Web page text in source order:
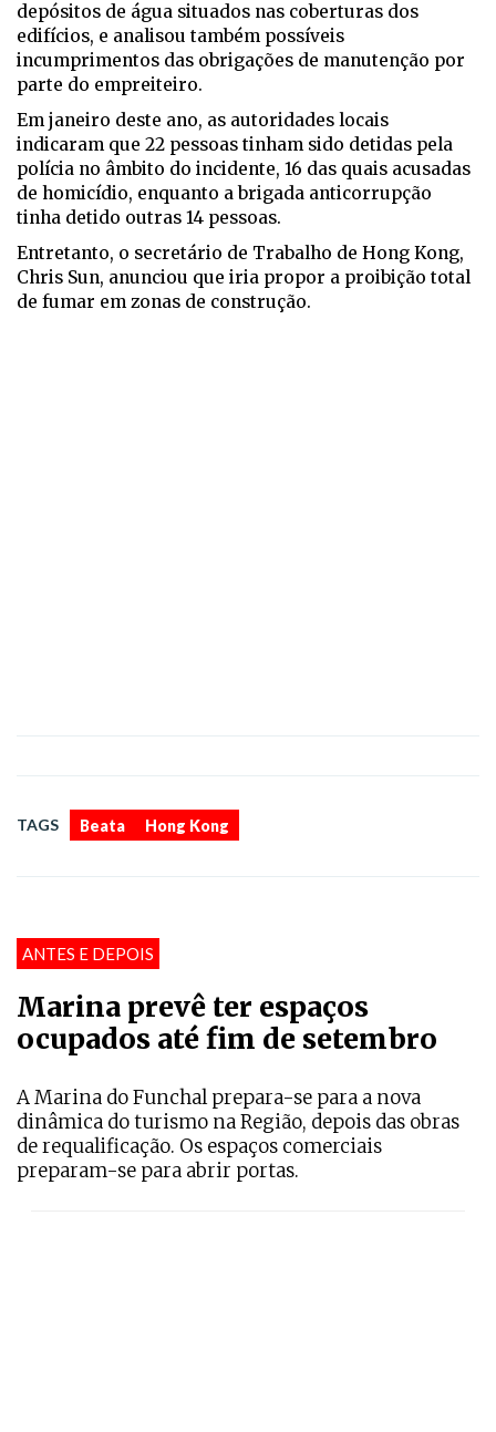
depósitos de água situados nas coberturas dos
edifícios, e analisou também possíveis
incumprimentos das obrigações de manutenção por
parte do empreiteiro.
Em janeiro deste ano, as autoridades locais
indicaram que 22 pessoas tinham sido detidas pela
polícia no âmbito do incidente, 16 das quais acusadas
de homicídio, enquanto a brigada anticorrupção
tinha detido outras 14 pessoas.
Entretanto, o secretário de Trabalho de Hong Kong,
Chris Sun, anunciou que iria propor a proibição total
de fumar em zonas de construção.
TAGS Beata Hong Kong
ANTES E DEPOIS
Marina prevê ter espaços
ocupados até fim de setembro
A Marina do Funchal prepara-se para a nova
dinâmica do turismo na Região, depois das obras
de requalificação. Os espaços comerciais
preparam-se para abrir portas.